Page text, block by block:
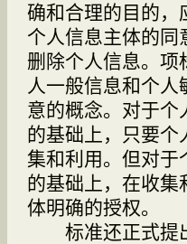
确和合理的目的，
个人信息主体的同
删除个人信息。项
人一般信息和个
意的概念。对于个
的基础上，只要个
集和利用。但对于
的基础上，在收集
体明确的授权。
标准还正式提出